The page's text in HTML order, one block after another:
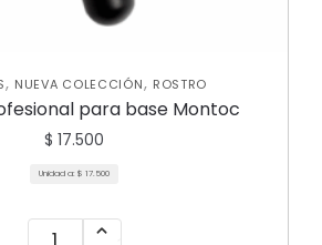
, NUEVA COLECCIÓN, ROSTRO
para base Montoc
$ 17.500
Unidad a: $ 17.500